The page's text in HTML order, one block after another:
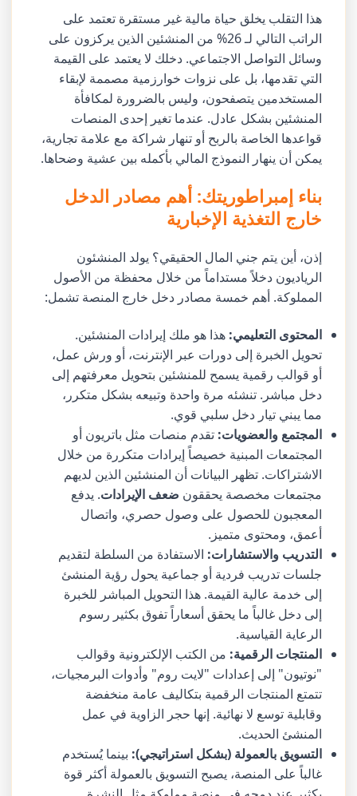
هذا التقلب يخلق حياة مالية غير مستقرة تعتمد على
الراتب التالي لـ 26% من المنشئين الذين يركزون على
وسائل التواصل الاجتماعي. دخلك لا يعتمد على القيمة
التي تقدمها، بل على نزوات خوارزمية مصممة لإبقاء
المستخدمين يتصفحون، وليس بالضرورة لمكافأة
المنشئين بشكل عادل. عندما تغير إحدى المنصات
قواعدها الخاصة بالربح أو تنهار شراكة مع علامة تجارية،
يمكن أن ينهار النموذج المالي بأكمله بين عشية وضحاها.
بناء إمبراطوريتك: أهم مصادر الدخل
خارج التغذية الإخبارية
إذن، أين يتم جني المال الحقيقي؟ يولد المنشئون
الرياديون دخلاً مستداماً من خلال محفظة من الأصول
المملوكة. أهم خمسة مصادر دخل خارج المنصة تشمل:
المحتوى التعليمي: هذا هو ملك إيرادات المنشئين.
تحويل الخبرة إلى دورات عبر الإنترنت، أو ورش عمل،
أو قوالب رقمية يسمح للمنشئين بتحويل معرفتهم إلى
دخل مباشر. تنشئه مرة واحدة وتبيعه بشكل متكرر،
مما يبني تيار دخل سلبي قوي.
المجتمع والعضويات: تقدم منصات مثل باتريون أو
المجتمعات المبنية خصيصاً إيرادات متكررة من خلال
الاشتراكات. تظهر البيانات أن المنشئين الذين لديهم
مجتمعات مخصصة يحققون ضعف الإيرادات. يدفع
المعجبون للحصول على وصول حصري، واتصال
أعمق، ومحتوى متميز.
التدريب والاستشارات: الاستفادة من السلطة لتقديم
جلسات تدريب فردية أو جماعية يحول رؤية المنشئ
إلى خدمة عالية القيمة. هذا التحويل المباشر للخبرة
إلى دخل غالباً ما يحقق أسعاراً تفوق بكثير رسوم
الرعاية القياسية.
المنتجات الرقمية: من الكتب الإلكترونية وقوالب
"نوتيون" إلى إعدادات "لايت روم" وأدوات البرمجيات،
تتمتع المنتجات الرقمية بتكاليف عامة منخفضة
وقابلية توسع لا نهائية. إنها حجر الزاوية في عمل
المنشئ الحديث.
التسويق بالعمولة (بشكل استراتيجي): بينما يُستخدم
غالباً على المنصة، يصبح التسويق بالعمولة أكثر قوة